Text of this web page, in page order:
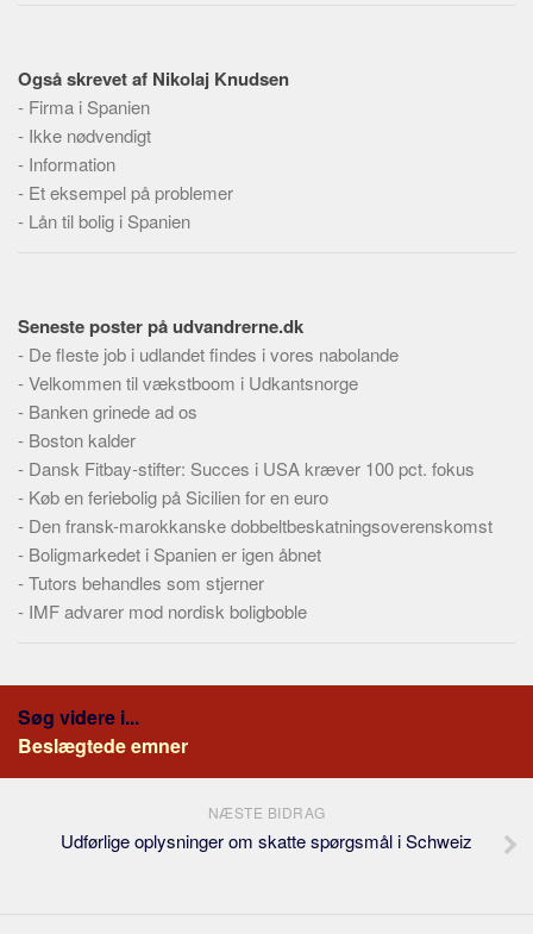
Meta
Dokumenttyper
Emner
Kilder
Om
Webstedet
Forhistorien
Redigering
Tekstannoncer
Bannere
Hjælp
Også skrevet af Nikolaj Knudsen
- Firma i Spanien
- Ikke nødvendigt
- Information
- Et eksempel på problemer
- Lån til bolig i Spanien
Seneste poster på udvandrerne.dk
- De fleste job i udlandet findes i vores nabolande
-Velkommen til vækstboom i Udkantsnorge
- Banken grinede ad os
- Boston kalder
- Dansk Fitbay-stifter: Succes i USA kræver 100 pct. fokus
- Køb en feriebolig på Sicilien for en euro
- Den fransk-marokkanske dobbeltbeskatningsoverenskomst
- Boligmarkedet i Spanien er igen åbnet
-Tutors behandles som stjerner
- IMF advarer mod nordisk boligboble
Søg videre i...
Beslægtede emner
NÆSTE BIDRAG
Udførlige oplysninger om skatte spørgsmål i Schweiz